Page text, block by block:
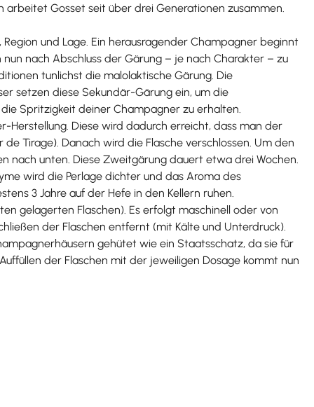
Gosset seit über drei Generationen zusammen.
und Lage. Ein herausragender Champagner beginnt
nach Abschluss der Gärung – je nach Charakter – zu
tunlichst die malolaktische Gärung. Die
setzen diese Sekundär-Gärung ein, um die
Spritzigkeit deiner Champagner zu erhalten.
Herstellung. Diese wird dadurch erreicht, dass man der
Tirage). Danach wird die Flasche verschlossen. Um den
nach unten. Diese Zweitgärung dauert etwa drei Wochen.
wird die Perlage dichter und das Aroma des
3 Jahre auf der Hefe in den Kellern ruhen.
gelagerten Flaschen). Es erfolgt maschinell oder von
der Flaschen entfernt (mit Kälte und Unterdruck).
gehütet wie ein Staatsschatz, da sie für
der Flaschen mit der jeweiligen Dosage kommt nun